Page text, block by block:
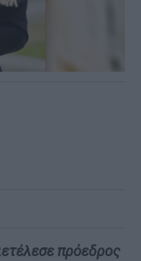
πρόεδρος